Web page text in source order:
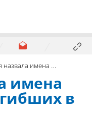
трех человек, погибших в Эльаде
имена
в